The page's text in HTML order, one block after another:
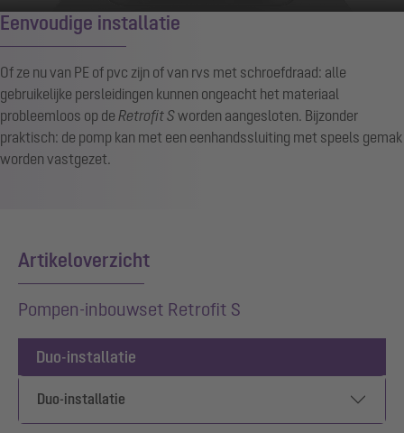
Eenvoudige installatie
Of ze nu van PE of pvc zijn of van rvs met schroefdraad: alle
gebruikelijke persleidingen kunnen ongeacht het materiaal
probleemloos op de Retrofit Sworden aangesloten. Bijzonder
praktisch: de pomp kan met een eenhandssluiting met speels gemak
worden vastgezet.
Artikeloverzicht
Pompen-inbouwset Retrofit S
Duo-installatie
Duo-installatie